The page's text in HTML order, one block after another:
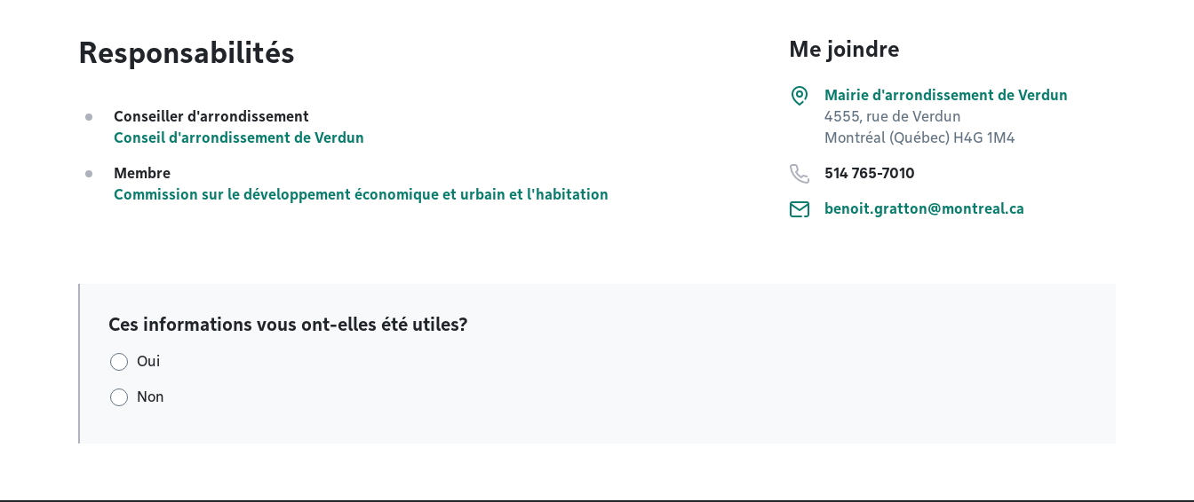
Responsabilités
Conseiller d'arrondissement
Conseil d'arrondissement de Verdun
Membre
Commission sur le développement économique et urbain et l'habitation
Me joindre
Mairie d'arrondissement de Verdun
4555, rue de Verdun
Montréal (Québec) H4G 1M4
514 765-7010
benoit.gratton@montreal.ca
Ces informations vous ont-elles été utiles?
Oui
Non